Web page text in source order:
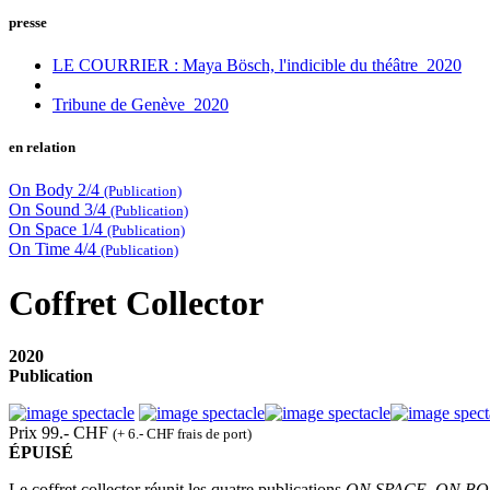
presse
LE COURRIER : Maya Bösch, l'indicible du théâtre_2020
Tribune de Genève_2020
en relation
On Body 2/4 (Publication)
On Sound 3/4 (Publication)
On Space 1/4 (Publication)
On Time 4/4 (Publication)
Coffret Collector
2020
Publication
Prix 99.- CHF (+ 6.- CHF frais de port)
ÉPUISÉ